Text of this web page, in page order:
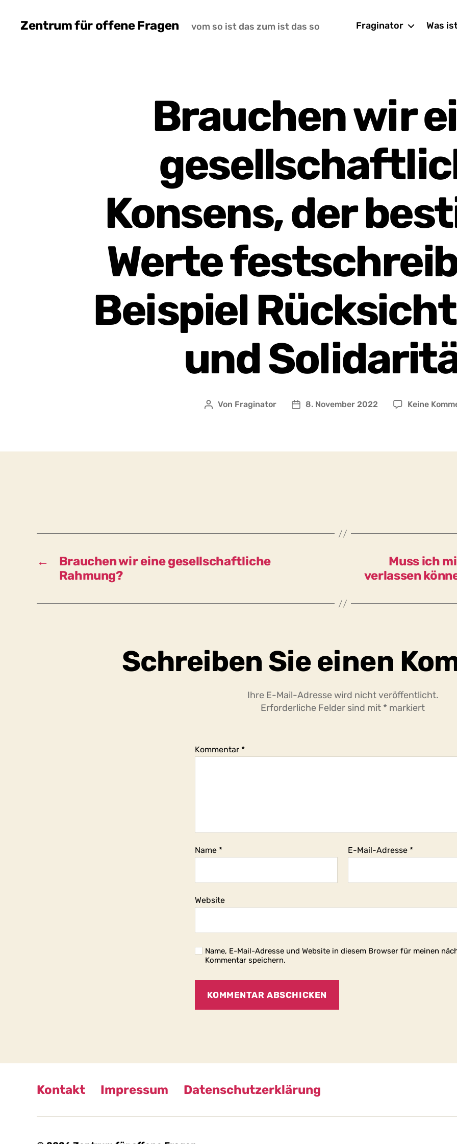
Zentrum für offene Fragen vom so ist das zum ist das so Fraginator Was
Brauchen wir
Konsens, der
Werte
Beispiel
und
Beitragsautor
Von Fraginator Beitragsdatum
8. November 2022 Keine
←
Brauchen wir eine gesellschaftliche
Rahmung?
Muss ich
verlassen
Schreiben Sie einen
Ihre E-Mail-Adresse wird nicht veröffentlicht.
Erforderliche Felder sind mit * markiert
Kommentar *
Name * E-Mail-Adresse *
Website
Name, E-Mail-Adresse und Website in diesem Browser für meinen
Kommentar speichern.
Kontakt Impressum Datenschutzerklärung